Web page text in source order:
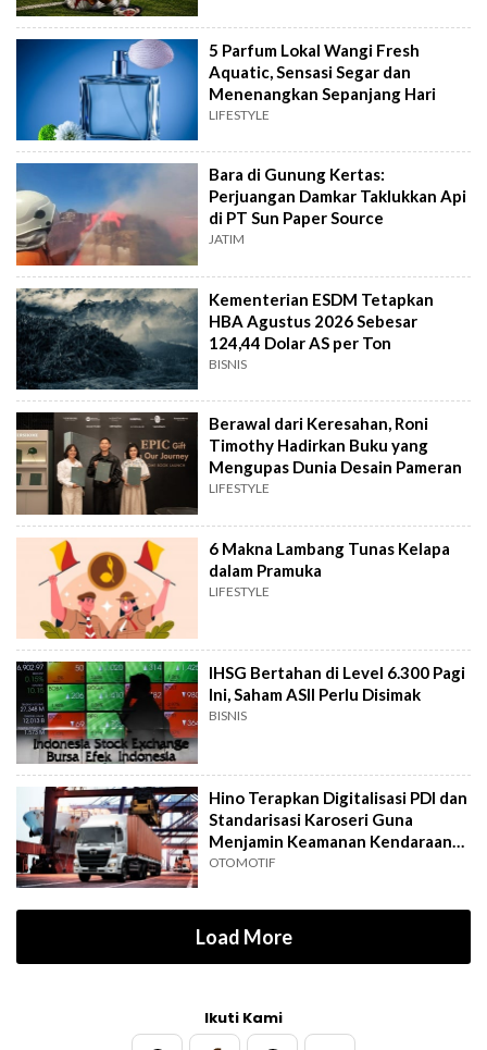
5 Parfum Lokal Wangi Fresh
Aquatic, Sensasi Segar dan
Menenangkan Sepanjang Hari
LIFESTYLE
Bara di Gunung Kertas:
Perjuangan Damkar Taklukkan Api
di PT Sun Paper Source
JATIM
Kementerian ESDM Tetapkan
HBA Agustus 2026 Sebesar
124,44 Dolar AS per Ton
BISNIS
Berawal dari Keresahan, Roni
Timothy Hadirkan Buku yang
Mengupas Dunia Desain Pameran
LIFESTYLE
6 Makna Lambang Tunas Kelapa
dalam Pramuka
LIFESTYLE
IHSG Bertahan di Level 6.300 Pagi
Ini, Saham ASII Perlu Disimak
BISNIS
Hino Terapkan Digitalisasi PDI dan
Standarisasi Karoseri Guna
Menjamin Keamanan Kendaraan
Niaga
OTOMOTIF
Load More
Ikuti Kami